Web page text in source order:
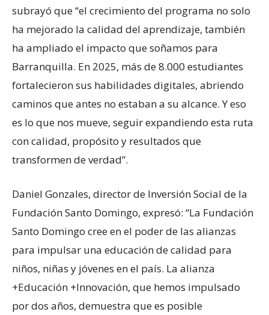
subrayó que “el crecimiento del programa no solo
ha mejorado la calidad del aprendizaje, también
ha ampliado el impacto que soñamos para
Barranquilla. En 2025, más de 8.000 estudiantes
fortalecieron sus habilidades digitales, abriendo
caminos que antes no estaban a su alcance. Y eso
es lo que nos mueve, seguir expandiendo esta ruta
con calidad, propósito y resultados que
transformen de verdad”.
Daniel Gonzales, director de Inversión Social de la
Fundación Santo Domingo, expresó: “La Fundación
Santo Domingo cree en el poder de las alianzas
para impulsar una educación de calidad para
niños, niñas y jóvenes en el país. La alianza
+Educación +Innovación, que hemos impulsado
por dos años, demuestra que es posible